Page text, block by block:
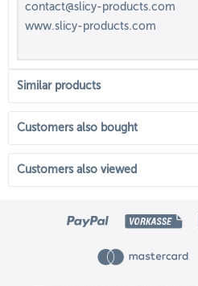
contact@slicy-products.com
www.slicy-products.com
Similar products
Customers also bought
Customers also viewed